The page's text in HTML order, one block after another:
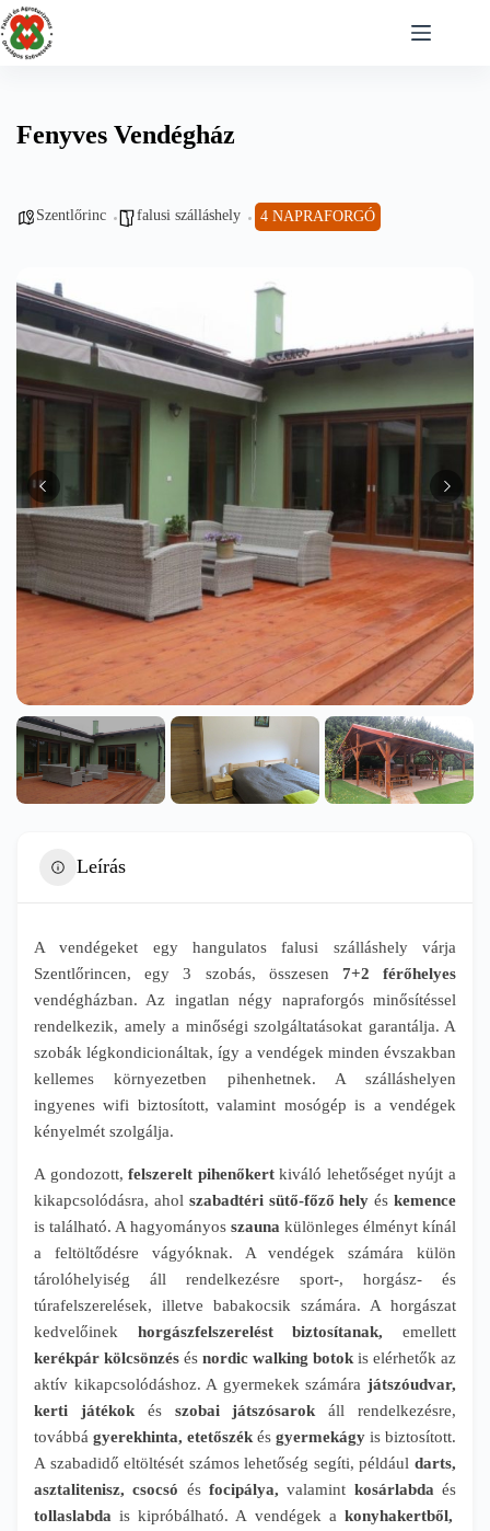
Skip
to
content
Fenyves Vendégház
Szentlőrinc falusi szálláshely 4 NAPRAFORGÓ
Leírás
A vendégeket egy hangulatos falusi szálláshely várja
Szentlőrincen, egy 3 szobás, összesen 7+2 férőhelyes
vendégházban. Az ingatlan négy napraforgós minősítéssel
rendelkezik, amely a minőségi szolgáltatásokat garantálja. A
szobák légkondicionáltak, így a vendégek minden évszakban
kellemes környezetben pihenhetnek. A szálláshelyen
ingyenes wifi biztosított, valamint mosógép is a vendégek
kényelmét szolgálja.
A gondozott, felszerelt pihenőkertkiváló lehetőséget nyújt a
kikapcsolódásra, ahol szabadtéri sütő-főző helyés kemence
is található. A hagyományos szauna különleges élményt kínál
a feltöltődésre vágyóknak. A vendégek számára külön
tárolóhelyiség áll rendelkezésre sport-, horgász- és
túrafelszerelések, illetve babakocsik számára. A horgászat
kedvelőinek horgászfelszerelést biztosítanak, emellett
kerékpár kölcsönzés és nordic walking botok is elérhetők az
aktív kikapcsolódáshoz. A gyermekek számára játszóudvar,
kerti játékok ésszobai játszósarok áll rendelkezésre,
továbbá gyerekhinta, etetőszék és gyermekágy is biztosított.
A szabadidő eltöltését számos lehetőség segíti, például darts,
asztalitenisz, csocsó ésfocipálya, valamint kosárlabda és
tollaslabda is kipróbálható. A vendégek a konyhakertből,